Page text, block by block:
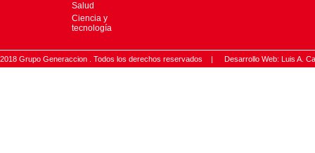
Salud
Ciencia y
tecnología
2018 Grupo Generaccion . Todos los derechos reservados | Desarrollo Web: Luis